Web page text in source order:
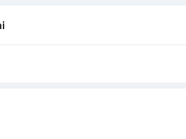
Sejasa sesuai dengan pengerjaan
terbit, harus dilaporkan ke
pengerjaan service di lapangan
silakan laporkan perbedaan invoice di